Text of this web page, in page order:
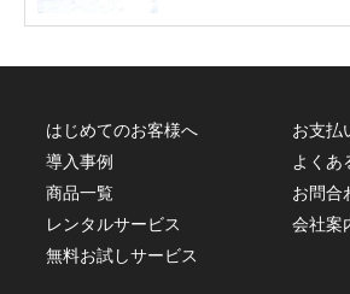
はじめてのお客様へ
導入事例
商品一覧
レンタルサービス
無料お試しサービス
お支払
よくあ
お問合
会社案